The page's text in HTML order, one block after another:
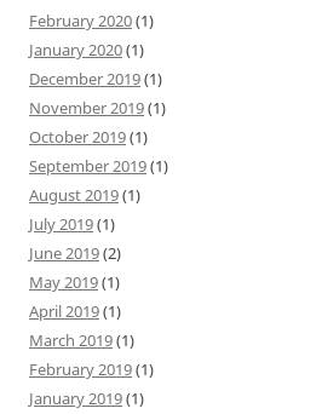
February 2020(1)
January 2020(1)
December 2019(1)
November 2019(1)
October 2019(1)
September 2019(1)
August 2019(1)
July 2019(1)
June 2019(2)
May 2019(1)
April 2019(1)
March 2019(1)
February 2019(1)
January 2019(1)